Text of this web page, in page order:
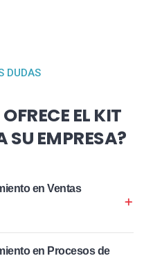
DUDAS
EL KIT
SU EMPRESA?
en Ventas
en Procesos de